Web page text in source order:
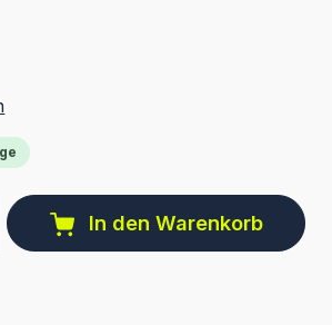
gewünschten Wert
In den Warenkorb